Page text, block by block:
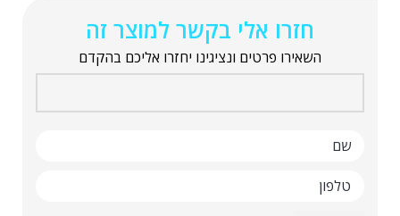
חזרו אלי בקשר למוצר זה
השאירו פרטים ונציגינו יחזרו אליכם בהקדם